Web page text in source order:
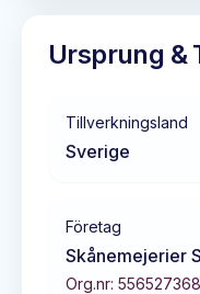
Ursprung &
Tillverkningsland
Sverige
Företag
Skånemejerier
Org.nr: